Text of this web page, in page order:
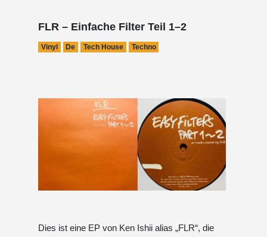
FLR – Einfache Filter Teil 1–2
Vinyl De Tech House Techno
Dies ist eine EP von Ken Ishii alias „FLR“, die